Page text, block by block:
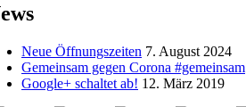
Neue Öffnungszeiten 7. August 2024
Gemeinsam gegen Corona #gemeinsam
Google+ schaltet ab! 12. März 2019